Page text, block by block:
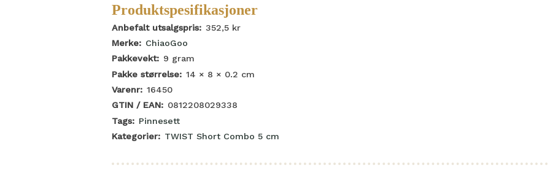
Produktspesifikasjoner
Anbefalt utsalgspris: 352,5 kr
Merke: ChiaoGoo
Pakkevekt: 9 gram
Pakke størrelse: 14 × 8 × 0.2 cm
Varenr: 16450
GTIN / EAN: 0812208029338
Tags: Pinnesett
Kategorier: TWIST Short Combo 5 cm